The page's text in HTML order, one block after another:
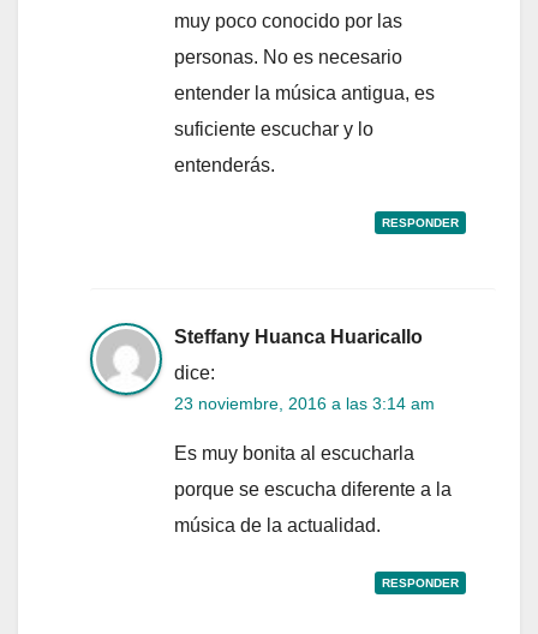
muy poco conocido por las
personas. No es necesario
entender la música antigua, es
suficiente escuchar y lo
entenderás.
RESPONDER
Steffany Huanca Huaricallo
dice:
23 noviembre, 2016 a las 3:14 am
Es muy bonita al escucharla
porque se escucha diferente a la
música de la actualidad.
RESPONDER